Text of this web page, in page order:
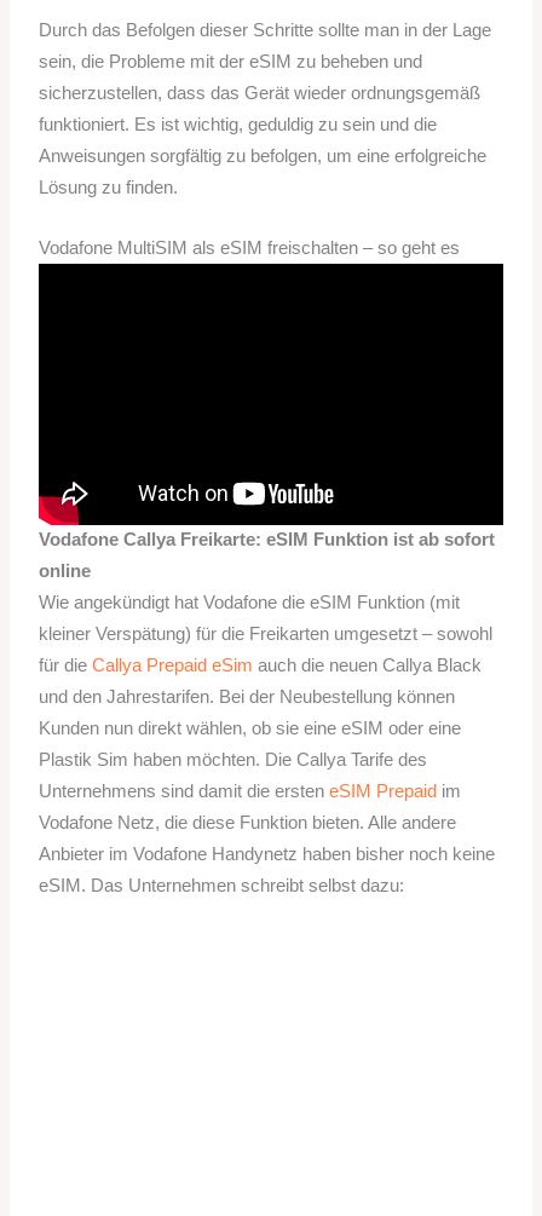
Durch das Befolgen dieser Schritte sollte man in der Lage
sein, die Probleme mit der eSIM zu beheben und
sicherzustellen, dass das Gerät wieder ordnungsgemäß
funktioniert. Es ist wichtig, geduldig zu sein und die
Anweisungen sorgfältig zu befolgen, um eine erfolgreiche
Lösung zu finden.
Vodafone MultiSIM als eSIM freischalten – so geht es
Vodafone Callya Freikarte: eSIM Funktion ist ab sofort
online
Wie angekündigt hat Vodafone die eSIM Funktion (mit
kleiner Verspätung) für die Freikarten umgesetzt – sowohl
für dieCallya Prepaid eSim auch die neuen Callya Black
und den Jahrestarifen. Bei der Neubestellung können
Kunden nun direkt wählen, ob sie eine eSIM oder eine
Plastik Sim haben möchten. Die Callya Tarife des
Unternehmens sind damit die ersteneSIM Prepaid im
Vodafone Netz, die diese Funktion bieten. Alle andere
Anbieter im Vodafone Handynetz haben bisher noch keine
eSIM. Das Unternehmen schreibt selbst dazu: